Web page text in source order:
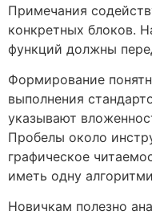
Примечания
конкретных блоков.
функций должны
Формирование
выполнения
указывают
Пробелы около
графическое
иметь одну
Новичкам полезно